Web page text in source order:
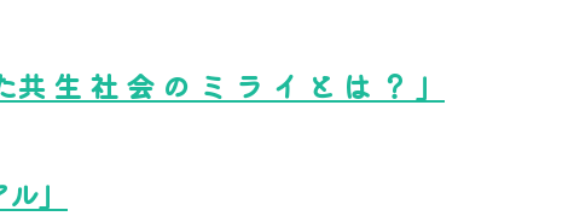
生 社 会 の ミ ラ イ と は ？ 」
」